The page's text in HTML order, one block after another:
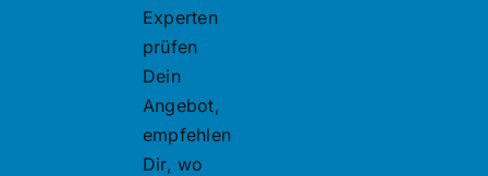
Experten
prüfen
Dein
Angebot,
empfehlen
Dir, wo